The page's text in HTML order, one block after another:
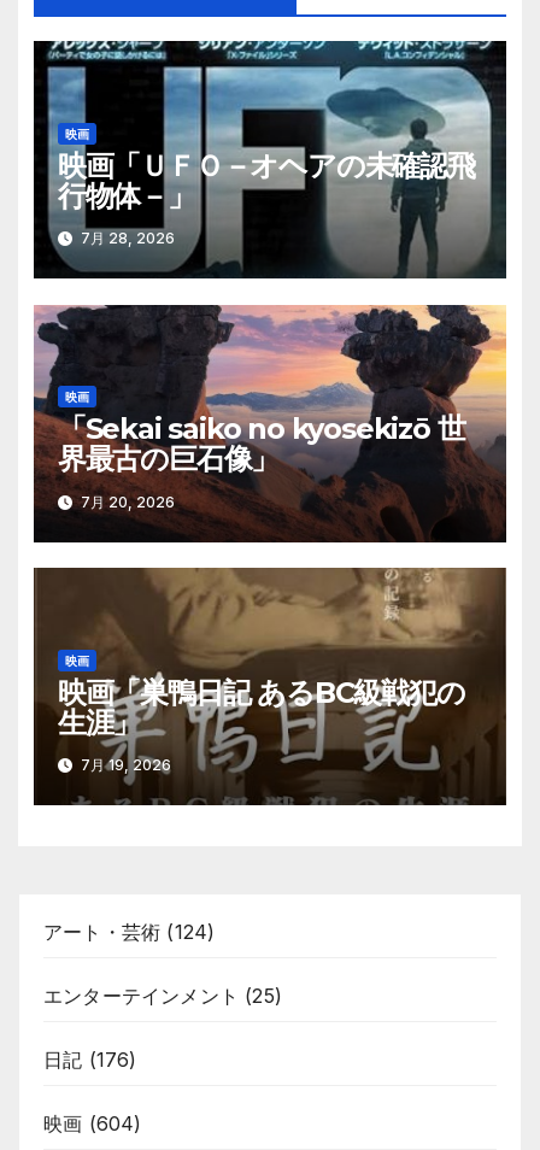
ゲ
ー
シ
ョ
ン
映画
映画「ＵＦＯ－オヘアの未確認飛
行物体－」
7月 28, 2026
映画
「Sekai saiko no kyosekizō 世
界最古の巨石像」
7月 20, 2026
映画
映画「巣鴨日記 あるBC級戦犯の
生涯」
7月 19, 2026
アート・芸術 (124)
エンターテインメント (25)
日記 (176)
映画 (604)